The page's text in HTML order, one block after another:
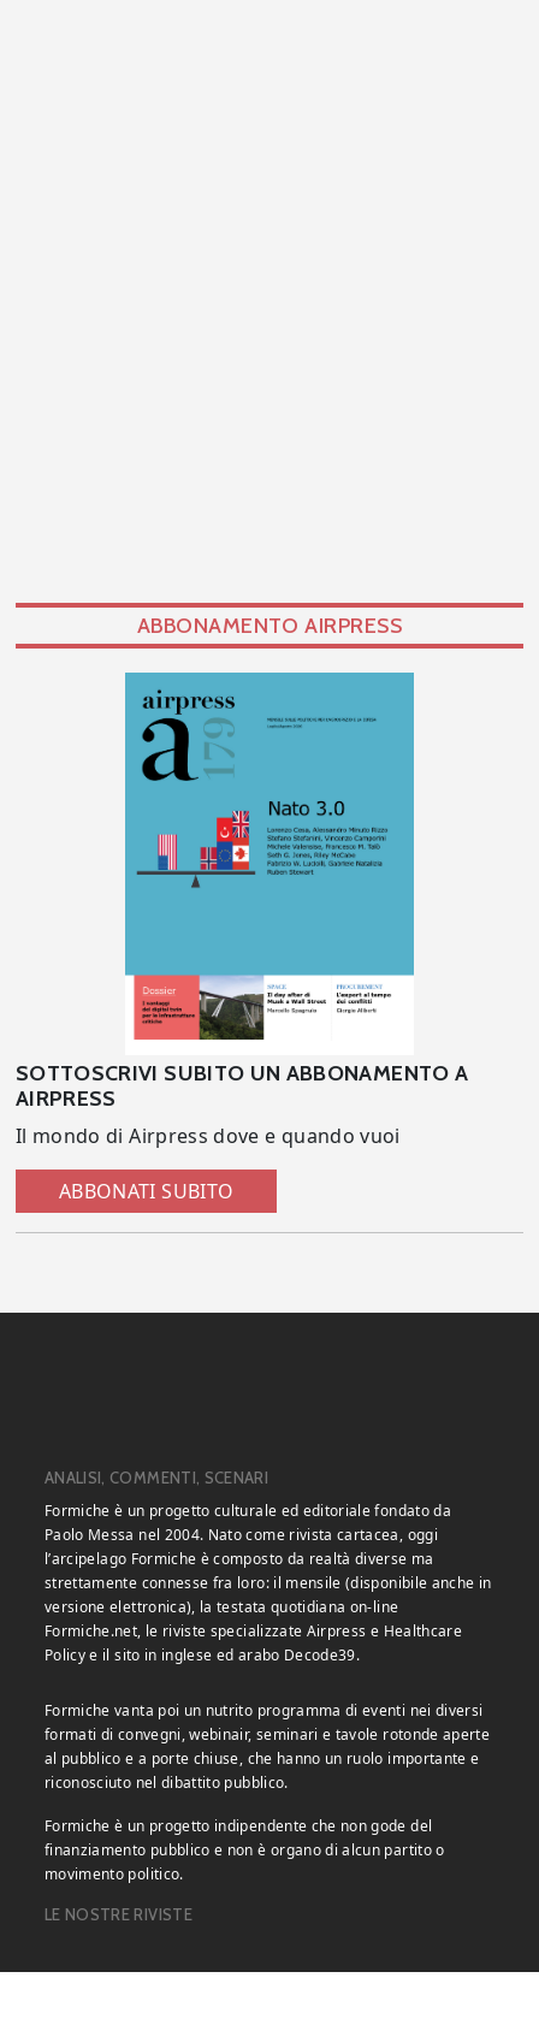
ABBONAMENTO AIRPRESS
SOTTOSCRIVI SUBITO UN ABBONAMENTO A
AIRPRESS
Il mondo di Airpress dove e quando vuoi
ABBONATI SUBITO
ANALISI, COMMENTI, SCENARI
Formiche è un progetto culturale ed editoriale fondato da
Paolo Messa nel 2004. Nato come rivista cartacea, oggi
l’arcipelago Formiche è composto da realtà diverse ma
strettamente connesse fra loro: il mensile (disponibile anche in
versione elettronica), la testata quotidiana on-line
Formiche.net, le riviste specializzate Airpress e Healthcare
Policy e il sito in inglese ed arabo Decode39.
Formiche vanta poi un nutrito programma di eventi nei diversi
formati di convegni, webinair, seminari e tavole rotonde aperte
al pubblico e a porte chiuse, che hanno un ruolo importante e
riconosciuto nel dibattito pubblico.
Formiche è un progetto indipendente che non gode del
finanziamento pubblico e non è organo di alcun partito o
movimento politico.
LE NOSTRE RIVISTE